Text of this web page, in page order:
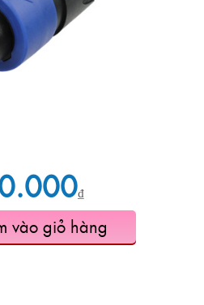
₫
vào giỏ hàng